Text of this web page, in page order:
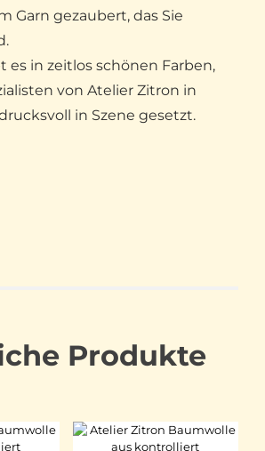
Garn gezaubert, das Sie
es in zeitlos schönen Farben,
von Atelier Zitron in
in Szene gesetzt.
Produkte